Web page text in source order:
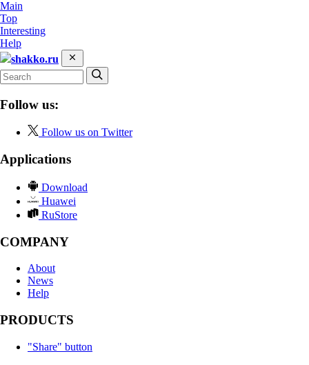
Main
Top
Interesting
Help
shakko.ru
Follow us:
Follow us on Twitter
Applications
Download
Huawei
RuStore
COMPANY
About
News
Help
PRODUCTS
"Share" button